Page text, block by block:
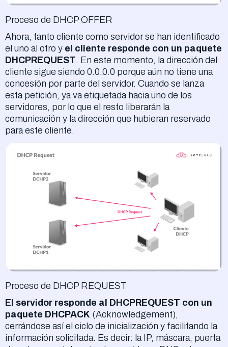
Proceso de DHCP OFFER
Ahora, tanto cliente como servidor se han identificado
el uno al otro y el cliente responde con un paquete
DHCPREQUEST. En este momento, la dirección del
cliente sigue siendo 0.0.0.0 porque aún no tiene una
concesión por parte del servidor. Cuando se lanza
esta petición, ya va etiquetada hacia uno de los
servidores, por lo que el resto liberarán la
comunicación y la dirección que hubieran reservado
para este cliente.
Proceso de DHCP REQUEST
El servidor responde al DHCPREQUEST con un
paquete DHCPACK (Acknowledgement),
cerrándose así el ciclo de inicialización y facilitando la
información solicitada. Es decir: la IP, máscara, puerta